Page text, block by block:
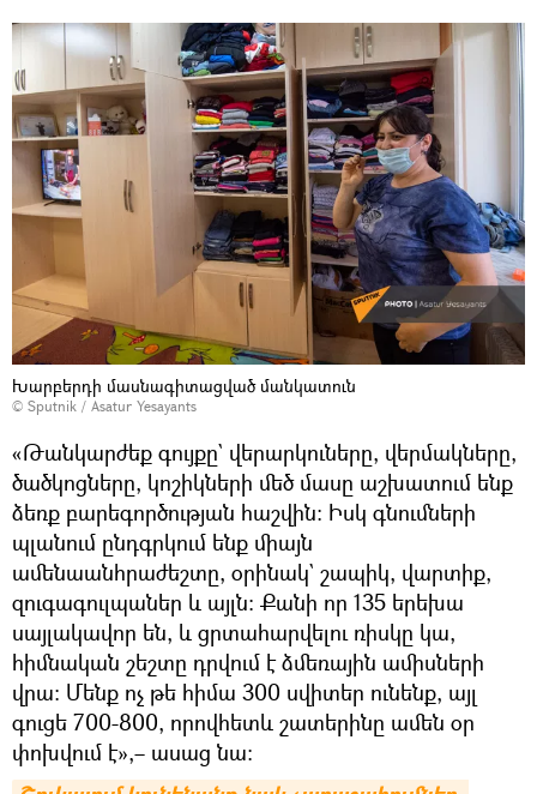
Խարբերդի մասնագիտացված մանկատուն
© Sputnik / Asatur Yesayants
«Թանկարժեք գույքը` վերարկուները, վերմակները,
ծածկոցները, կոշիկների մեծ մասը աշխատում ենք
ձեռք բարեգործության հաշվին։ Իսկ գնումների
պլանում ընդգրկում ենք միայն
ամենաանհրաժեշտը, օրինակ` շապիկ, վարտիք,
զուգագուլպաներ և այլն։ Քանի որ 135 երեխա
սայլակավոր են, և ցրտահարվելու ռիսկը կա,
հիմնական շեշտը դրվում է ձմեռային ամիսների
վրա։ Մենք ոչ թե հիմա 300 սվիտեր ունենք, այլ
գուցե 700-800, որովհետև շատերինը ամեն օր
փոխվում է»,– ասաց նա։